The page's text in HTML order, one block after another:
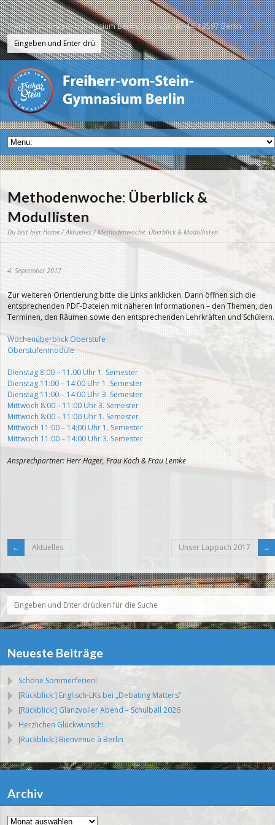
Freiherr-vom-Stein-Gymnasium Berlin, Galenstr. 40-44, 13597 Berlin
Methodenwoche: Überblick &
Modullisten
Du bist hier:Home/Aktuelles/ Methodenwoche: Überblick & Modullisten
4. September 2017
Zur weiteren Orientierung bitte die Links anklicken. Dann öffnen sich die
entsprechenden PDF-Dateien mit näheren Informationen – den Themen, den
Terminen, den Räumen sowie den entsprechenden Lehrkräften und Schülern.
Wochenüberblick Oberstufe
Oberstufenmodule
Dienstag 8:00 – 11.00 Uhr 1. Semester
Dienstag 11:00 – 14:00 Uhr 1. Semester
Dienstag 11:00 – 14:00 Uhr 3. Semester
Mittwoch 8:00 – 11:00 Uhr 3. Semester
Mittwoch 8:00 – 11:00 Uhr 1. Semester
Mittwoch 11:00 – 14:00 Uhr 1. Semester
Mittwoch 11:00 – 14:00 Uhr 3. Semester
Ansprechpartner: Herr Hager, Frau Koch & Frau Lemke
Aktuelles Unser Lappach 2017
Neueste Beiträge
Schöne Sommerferien!
[Rückblick:] Englisch-LKs bei „Debating Matters“
[Rückblick:] Glanzvoller Abend – Schulball 2026
Herzlichen Glückwunsch!
[Rückblick:] Bienvenue à Berlin
Archiv
Archiv